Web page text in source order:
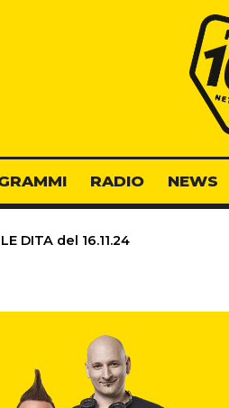
RADIO NEWS
DITA del 16.11.24